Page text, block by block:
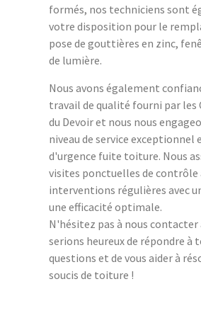
formés, nos techniciens sont
votre disposition pour le
pose de gouttières en zinc,
de lumière.
Nous avons également
travail de qualité fourni par les
du Devoir et nous nous
niveau de service exceptionnel
d'urgence fuite toiture. Nous
visites ponctuelles de contrôle
interventions régulières avec
une efficacité optimale.
N'hésitez pas à nous contacter
serions heureux de répondre à
questions et de vous aider à
soucis de toiture !